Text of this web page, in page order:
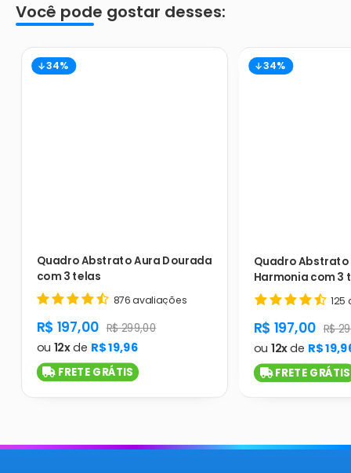
Você pode gostar desses:
34%
Quadro Abstrato Aura Dourada
com 3 telas
876 avaliações
product.general.sale_price
R$ 197,00 product.general.regular_price
R$ 299,00
ou 12xde R$ 19,96
FRETE GRÁTIS
34%
Quadro Abstrato
Harmonia com 3
125
R$ 197,00 R$
ou 12xde R$
FRETE GRÁTIS